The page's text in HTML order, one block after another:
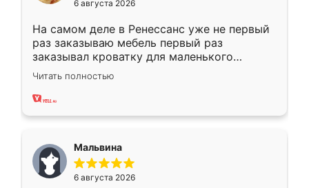
6 августа 2026
На самом деле в Ренессанс уже не первый
раз заказываю мебель первый раз
заказывал кроватку для маленького
ребёнка при его рождении ,во второй раз
заказал шкаф-купе. По качеству очень
хорошее сборка достаточно быстрая,
меньше, здесь же он более разнообразный.
Мне нравится ,если что-то потребуется из
мебели буду заказывать только здесь.
Читать полностью
Мальвина
6 августа 2026